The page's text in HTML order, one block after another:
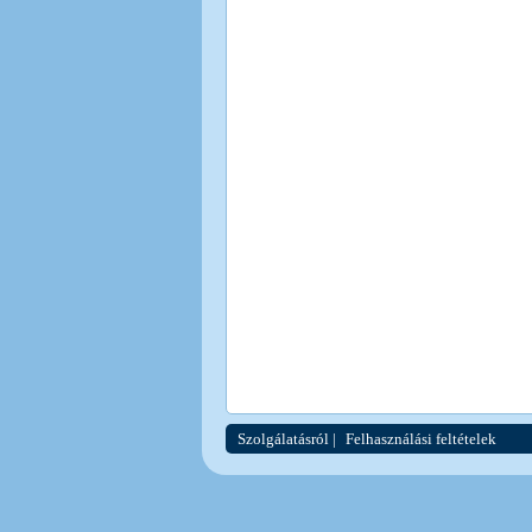
Szolgálatásról | Felhasználási feltételek